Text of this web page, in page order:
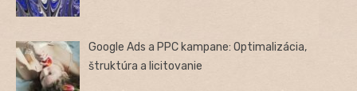
Google Ads a PPC kampane: Optimalizácia,
štruktúra a licitovanie